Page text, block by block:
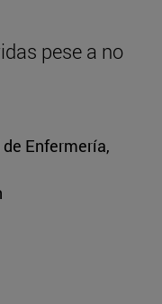
pese a no
Enfermería,